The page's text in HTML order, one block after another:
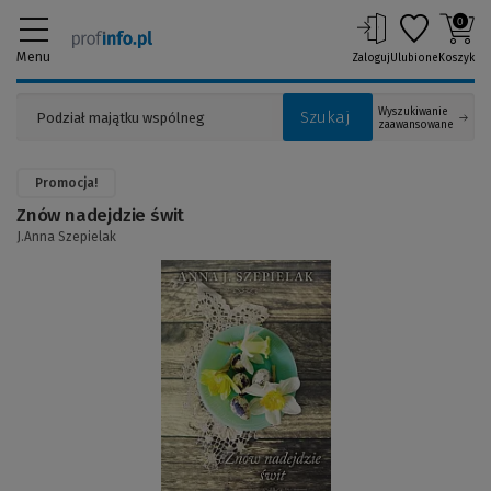
Menu
Szukaj
Wyszukiwanie
zaawansowane
ZalogujUlubione
0
Koszyk
Promocja!
(Link
do
innej
Znów nadejdzie świt
J.Anna Szepielak